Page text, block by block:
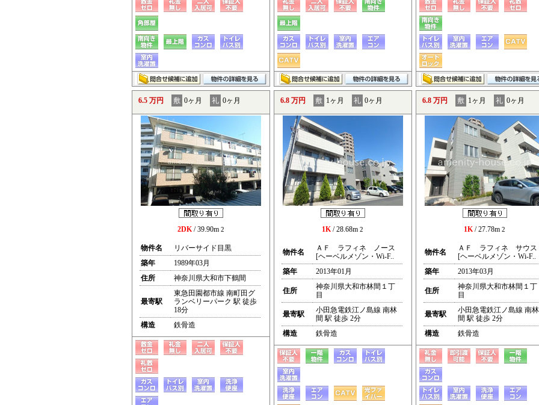
6.5 万円 敷 0ヶ月 礼 0ヶ月
2DK/ 39.90m 2
物件名
リバーサイド目黒
築年
1989年03月
住所
神奈川県大和市下鶴間
最寄駅
東急田園都市線 南町田グ
ランベリーパーク 駅 徒歩
18分
構造
鉄骨造
6.8 万円 敷 1ヶ月 礼 0ヶ月
1K/ 28.68m 2
物件名
ＡＦ ラフィネ ノース
[ヘーベルメゾン・Wi-F..
築年
2013年01月
住所
神奈川県大和市林間１丁
目
最寄駅
小田急電鉄江ノ島線 南林
間 駅 徒歩 2分
構造
鉄骨造
6.8 万円 敷 1ヶ月 礼 0ヶ月
1K/ 27.78m 2
物件名
ＡＦ ラフィネ サウス
[ヘーベルメゾン・Wi-F..
築年
2013年03月
住所
神奈川県大和市林間１丁
目
最寄駅
小田急電鉄江ノ島線 南林
間 駅 徒歩 2分
構造
鉄骨造